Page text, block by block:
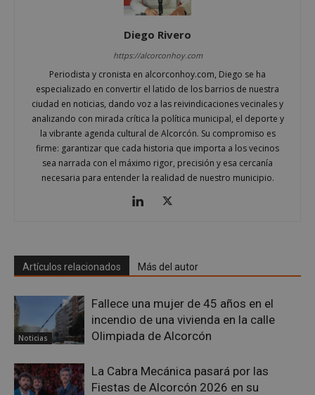
Diego Rivero
https://alcorconhoy.com
Periodista y cronista en alcorconhoy.com, Diego se ha
especializado en convertir el latido de los barrios de nuestra
ciudad en noticias, dando voz a las reivindicaciones vecinales y
analizando con mirada crítica la política municipal, el deporte y
la vibrante agenda cultural de Alcorcón. Su compromiso es
firme: garantizar que cada historia que importa a los vecinos
sea narrada con el máximo rigor, precisión y esa cercanía
necesaria para entender la realidad de nuestro municipio.
Artículos relacionados Más del autor
Noticias
Fallece una mujer de 45 años en el
incendio de una vivienda en la calle
Olimpiada de Alcorcón
La Cabra Mecánica pasará por las
Fiestas de Alcorcón 2026 en su
AWSALBCORS
Privacy Policy